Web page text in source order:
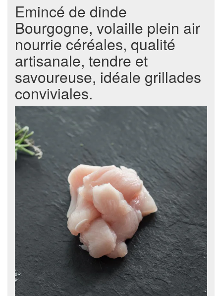
Emincé de dinde
Bourgogne, volaille plein air
nourrie céréales, qualité
artisanale, tendre et
savoureuse, idéale grillades
conviviales.